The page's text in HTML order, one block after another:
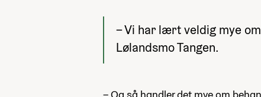
– Vi har lært veldig mye
Lølandsmo Tangen.
– Og så handler det mye om